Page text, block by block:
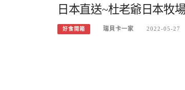
日本直送~杜老爺日本牧
好食開箱 瑞貝卡一家 2022-05-27